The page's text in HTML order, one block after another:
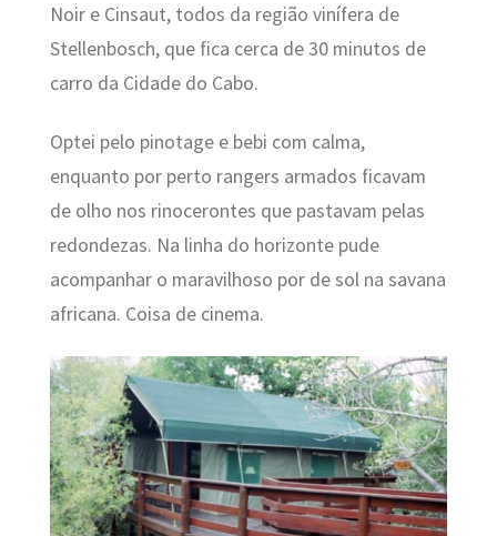
Noir e Cinsaut, todos da região vinífera de
Stellenbosch, que fica cerca de 30 minutos de
carro da Cidade do Cabo.
Optei pelo pinotage e bebi com calma,
enquanto por perto rangers armados ficavam
de olho nos rinocerontes que pastavam pelas
redondezas. Na linha do horizonte pude
acompanhar o maravilhoso por de sol na savana
africana. Coisa de cinema.